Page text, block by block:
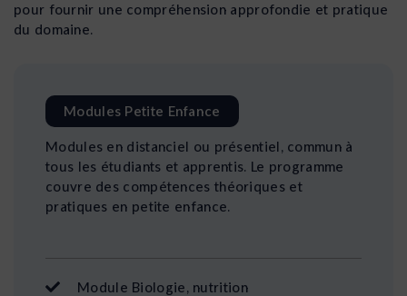
pour fournir une compréhension approfondie et pratique
du domaine.
Modules Petite Enfance
Modules en distanciel ou présentiel, commun à
tous les étudiants et apprentis. Le programme
couvre des compétences théoriques et
pratiques en petite enfance.
Module Biologie, nutrition